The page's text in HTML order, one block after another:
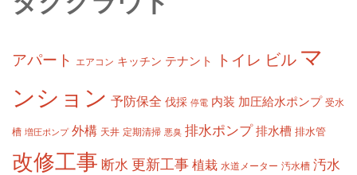
アパート エアコン キッチン テナント トイレ ビル マ
ンション 予防保全 伐採 停電 内装 加圧給水ポンプ 受水
槽 増圧ポンプ 外構 天井 定期清掃 悪臭 排水ポンプ 排水槽 排水管
改修工事 断水 更新工事 植栽 水道メーター 汚水槽 汚水